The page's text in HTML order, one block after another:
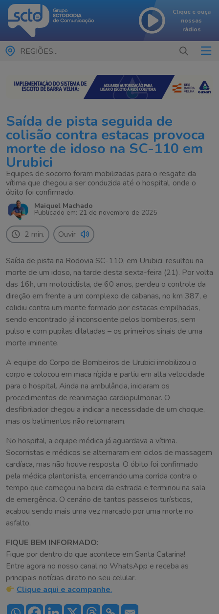
Clique e ouça
nossas
rádios
REGIÕES...
Saída de pista seguida de
colisão contra estacas provoca
morte de idoso na SC-110 em
Urubici
Equipes de socorro foram mobilizadas para o resgate da
vítima que chegou a ser conduzida até o hospital, onde o
óbito foi confirmado.
Maiquel Machado
Publicado em: 21 de novembro de 2025
2 min. Ouvir
Saída de pista na Rodovia SC-110, em Urubici, resultou na
morte de um idoso, na tarde desta sexta-feira (21). Por volta
das 16h, um motociclista, de 60 anos, perdeu o controle da
direção em frente a um complexo de cabanas, no km 387, e
colidiu contra um monte formado por estacas empilhadas,
sendo encontrado já inconsciente pelos bombeiros, sem
pulso e com pupilas dilatadas – os primeiros sinais de uma
morte iminente.
A equipe do Corpo de Bombeiros de Urubici imobilizou o
corpo e colocou em maca rígida e partiu em alta velocidade
para o hospital. Ainda na ambulância, iniciaram os
procedimentos de reanimação cardiopulmonar. O
desfibrilador chegou a indicar a necessidade de um choque,
mas os batimentos não retornaram.
No hospital, a equipe médica já aguardava a vítima.
Socorristas e médicos se alternaram em ciclos de massagem
cardíaca, mas não houve resposta. O óbito foi confirmado
pela médica plantonista, encerrando uma corrida contra o
tempo que começou na beira da estrada e terminou na sala
de emergência. O cenário de tantos passeios turísticos,
acabou sendo mais uma vez marcado por uma morte no
asfalto.
FIQUE BEM INFORMADO:
Fique por dentro do que acontece em Santa Catarina!
Entre agora no nosso canal no WhatsApp e receba as
principais notícias direto no seu celular.
Clique aqui e acompanhe.